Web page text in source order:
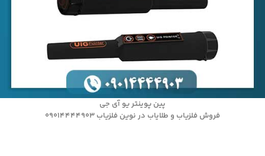
پین پوینتر یو آی جی
فروش فلزیاب و طلایاب در نوین فلزیاب 09014444903